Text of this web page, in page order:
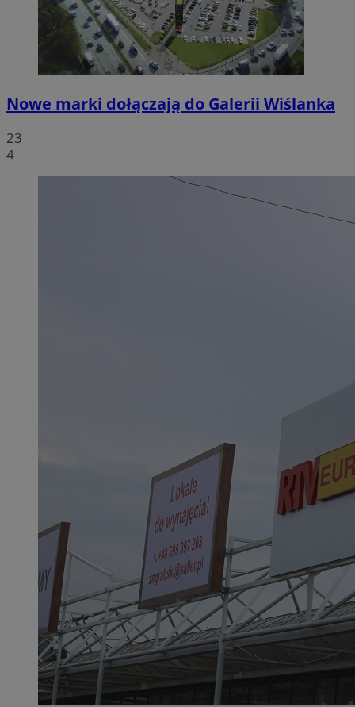
Nowe marki dołączają do Galerii Wiślanka
23
4